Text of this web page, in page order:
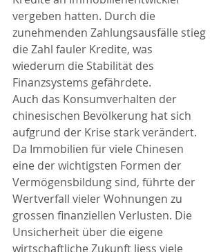
vergeben hatten. Durch die
zunehmenden Zahlungsausfälle stieg
die Zahl fauler Kredite, was
wiederum die Stabilität des
Finanzsystems gefährdete.
Auch das Konsumverhalten der
chinesischen Bevölkerung hat sich
aufgrund der Krise stark verändert.
Da Immobilien für viele Chinesen
eine der wichtigsten Formen der
Vermögensbildung sind, führte der
Wertverfall vieler Wohnungen zu
grossen finanziellen Verlusten. Die
Unsicherheit über die eigene
wirtschaftliche Zukunft liess viele